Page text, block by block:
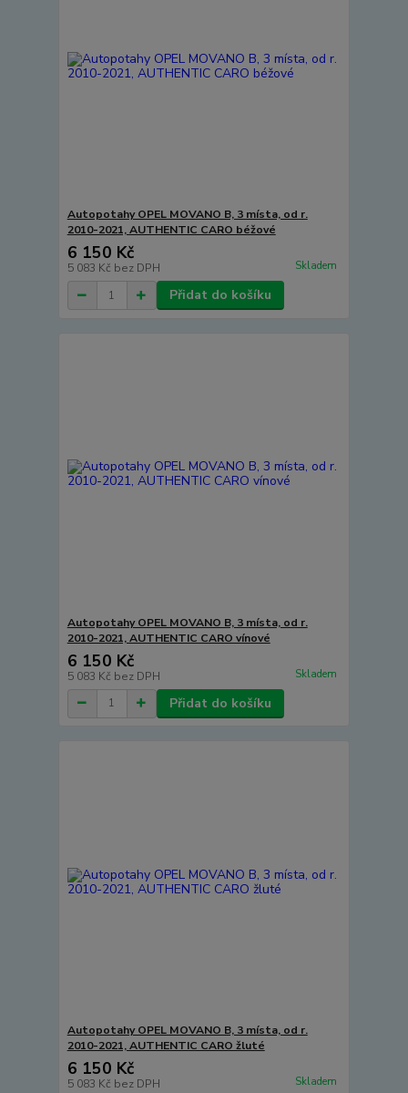
Autopotahy OPEL MOVANO B, 3 místa, od r.
2010-2021, AUTHENTIC CARO béžové
6 150 Kč
5 083 Kč bez DPH Skladem
Přidat do košíku
Autopotahy OPEL MOVANO B, 3 místa, od r.
2010-2021, AUTHENTIC CARO vínové
6 150 Kč
5 083 Kč bez DPH Skladem
Přidat do košíku
Autopotahy OPEL MOVANO B, 3 místa, od r.
2010-2021, AUTHENTIC CARO žluté
6 150 Kč
5 083 Kč bez DPH Skladem